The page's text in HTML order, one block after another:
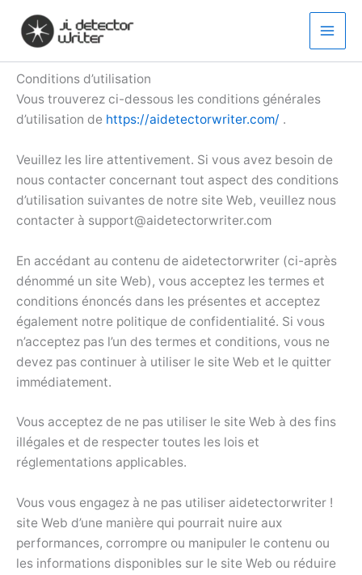
contenu
Conditions d’utilisation
Vous trouverez ci-dessous les conditions générales
d’utilisation de https://aidetectorwriter.com/ .
Veuillez les lire attentivement. Si vous avez besoin de
nous contacter concernant tout aspect des conditions
d’utilisation suivantes de notre site Web, veuillez nous
contacter à support@aidetectorwriter.com
En accédant au contenu de aidetectorwriter (ci-après
dénommé un site Web), vous acceptez les termes et
conditions énoncés dans les présentes et acceptez
également notre politique de confidentialité. Si vous
n’acceptez pas l’un des termes et conditions, vous ne
devez pas continuer à utiliser le site Web et le quitter
immédiatement.
Vous acceptez de ne pas utiliser le site Web à des fins
illégales et de respecter toutes les lois et
réglementations applicables.
Vous vous engagez à ne pas utiliser aidetectorwriter !
site Web d’une manière qui pourrait nuire aux
performances, corrompre ou manipuler le contenu ou
les informations disponibles sur le site Web ou réduire